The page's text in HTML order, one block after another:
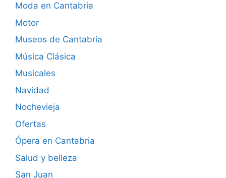
Moda en Cantabria
Motor
Museos de Cantabria
Música Clásica
Musicales
Navidad
Nochevieja
Ofertas
Ópera en Cantabria
Salud y belleza
San Juan